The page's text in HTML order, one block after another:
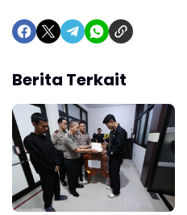
Berita Terkait